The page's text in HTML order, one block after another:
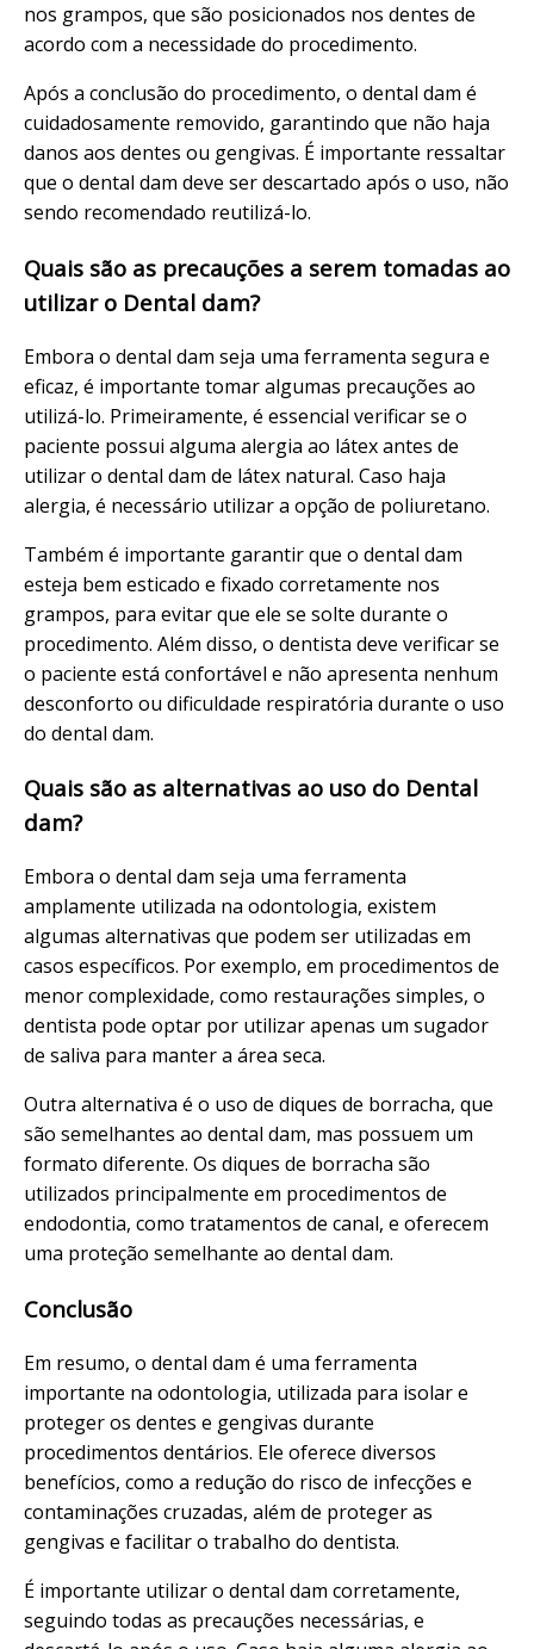
nos grampos, que são posicionados nos dentes de
acordo com a necessidade do procedimento.
Após a conclusão do procedimento, o dental dam é
cuidadosamente removido, garantindo que não haja
danos aos dentes ou gengivas. É importante ressaltar
que o dental dam deve ser descartado após o uso, não
sendo recomendado reutilizá-lo.
Quais são as precauções a serem tomadas ao
utilizar o Dental dam?
Embora o dental dam seja uma ferramenta segura e
eficaz, é importante tomar algumas precauções ao
utilizá-lo. Primeiramente, é essencial verificar se o
paciente possui alguma alergia ao látex antes de
utilizar o dental dam de látex natural. Caso haja
alergia, é necessário utilizar a opção de poliuretano.
Também é importante garantir que o dental dam
esteja bem esticado e fixado corretamente nos
grampos, para evitar que ele se solte durante o
procedimento. Além disso, o dentista deve verificar se
o paciente está confortável e não apresenta nenhum
desconforto ou dificuldade respiratória durante o uso
do dental dam.
Quais são as alternativas ao uso do Dental
dam?
Embora o dental dam seja uma ferramenta
amplamente utilizada na odontologia, existem
algumas alternativas que podem ser utilizadas em
casos específicos. Por exemplo, em procedimentos de
menor complexidade, como restaurações simples, o
dentista pode optar por utilizar apenas um sugador
de saliva para manter a área seca.
Outra alternativa é o uso de diques de borracha, que
são semelhantes ao dental dam, mas possuem um
formato diferente. Os diques de borracha são
utilizados principalmente em procedimentos de
endodontia, como tratamentos de canal, e oferecem
uma proteção semelhante ao dental dam.
Conclusão
Em resumo, o dental dam é uma ferramenta
importante na odontologia, utilizada para isolar e
proteger os dentes e gengivas durante
procedimentos dentários. Ele oferece diversos
benefícios, como a redução do risco de infecções e
contaminações cruzadas, além de proteger as
gengivas e facilitar o trabalho do dentista.
É importante utilizar o dental dam corretamente,
seguindo todas as precauções necessárias, e